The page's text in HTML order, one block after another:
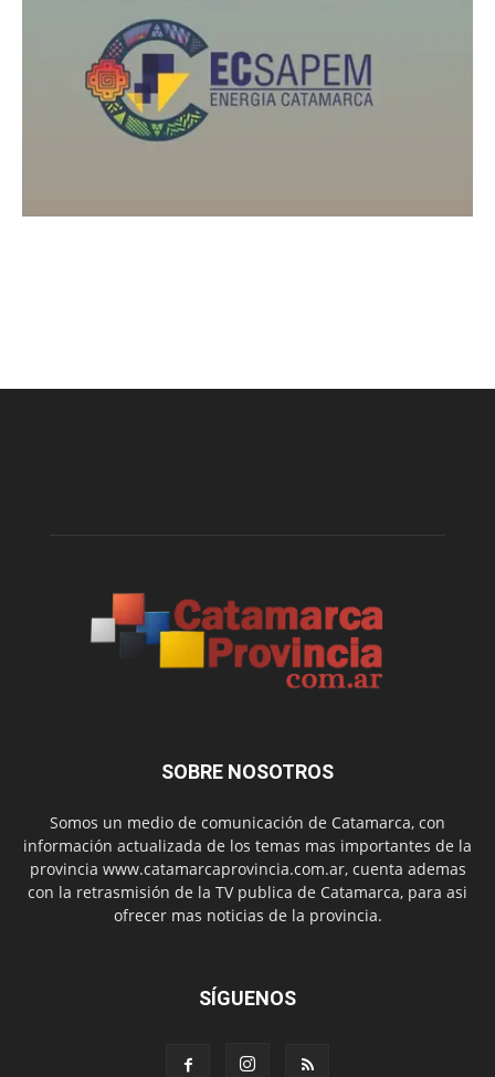
SOBRE NOSOTROS
Somos un medio de comunicación de Catamarca, con
información actualizada de los temas mas importantes de la
provincia www.catamarcaprovincia.com.ar, cuenta ademas
con la retrasmisión de la TV publica de Catamarca, para asi
ofrecer mas noticias de la provincia.
SÍGUENOS